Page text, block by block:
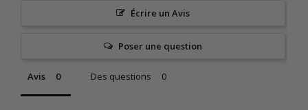
Écrire un Avis
Poser une question
Avis Des questions